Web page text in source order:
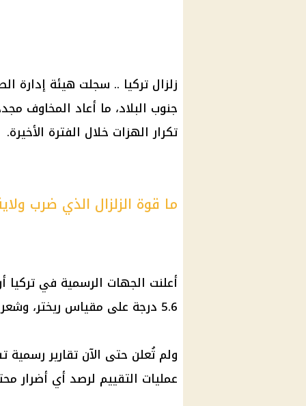
زلزال تركيا .. سجلت هيئة إدارة
جنوب البلاد، ما أعاد المخاوف
تكرار الهزات خلال الفترة الأخيرة.
ما قوة الزلزال الذي ضرب
أعلنت الجهات الرسمية في تركيا
5.6 درجة على مقياس ريختر، وشعر به السكان في عدد من المناطق المحيطة.
ولم تُعلن حتى الآن تقارير رسمية
عمليات التقييم لرصد أي أضرار